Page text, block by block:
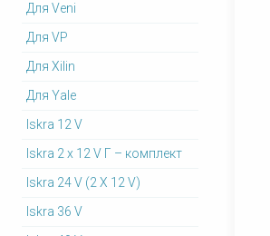
Для Veni
Для VP
Для Xilin
Для Yale
Iskra 12 V
Iskra 2 x 12 V Г – комплект
Iskra 24 V (2 X 12 V)
Iskra 36 V